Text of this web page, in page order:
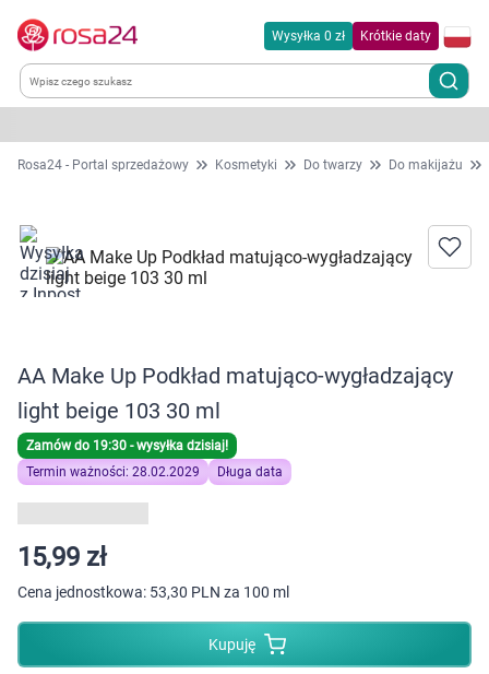
Wysyłka 0 zł Krótkie daty
Kategorie
Dla zwierząt
Zdrowie
Kobieta w ciąży i mama
Dziecko
Higiena
Kosmetyki
Mężczyzna
Rosa24 - Portal sprzedażowy Kosmetyki Do twarzy Do makijażu
AA Make Up Podkład matująco-wygładzający
light beige 103 30 ml
Zamów do 19:30 - wysyłka dzisiaj!
Termin ważności: 28.02.2029
Długa data
15,99 zł
Cena jednostkowa: 53,30 PLN za 100 ml
Kupuję